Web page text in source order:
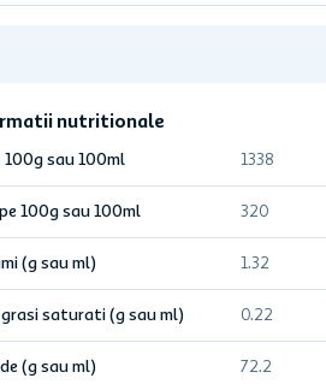
nutritionale
100g sau 100ml 1338
100g sau 100ml 320
(g sau ml) 1.32
grasi saturati (g sau ml) 0.22
(g sau ml) 72.2